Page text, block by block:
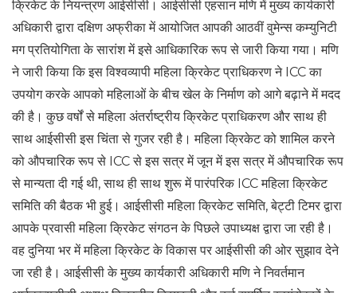
क्रिकेट के नियन्त्रण आईसीसी। आईसीसी एहसान मणि में मुख्य कार्यकारी
अधिकारी द्वारा दक्षिण अफ्रीका में आयोजित आपकी आठवीं वुमेन्स कम्युनिटी
मग प्रतियोगिता के सारांश में इसे आधिकारिक रूप से जारी किया गया। मणि
ने जारी किया कि इस विश्वव्यापी महिला क्रिकेट प्राधिकरण ने ICC का
उपयोग करके आपको महिलाओं के बीच खेल के निर्माण को आगे बढ़ाने में मदद
की है। कुछ वर्षों से महिला अंतर्राष्ट्रीय क्रिकेट प्राधिकरण और साथ ही
साथ आईसीसी इस चिंता से गुजर रही है। महिला क्रिकेट को शामिल करने
को औपचारिक रूप से ICC से इस सत्र में जून में इस सत्र में औपचारिक रूप
से मान्यता दी गई थी, साथ ही साथ शुरू में पारंपरिक ICC महिला क्रिकेट
समिति की बैठक भी हुई। आईसीसी महिला क्रिकेट समिति, बेट्टी टिमर द्वारा
आपके प्रवासी महिला क्रिकेट संगठन के पिछले उपाध्यक्ष द्वारा जा रही है।
वह दुनिया भर में महिला क्रिकेट के विकास पर आईसीसी की ओर सुझाव देने
जा रही है। आईसीसी के मुख्य कार्यकारी अधिकारी मणि ने निवर्तमान